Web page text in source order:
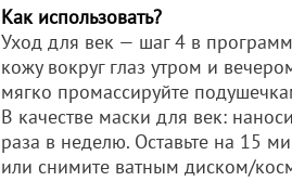
Как использовать?
Уход для век — шаг 4 в
кожу вокруг глаз утром и
мягко промассируйте
В качестве маски для век:
раза в неделю. Оставьте на 15
или снимите ватным диском/